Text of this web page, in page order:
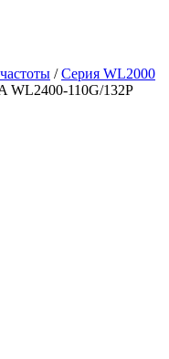
/Серия WL2000
WL2400-110G/132P